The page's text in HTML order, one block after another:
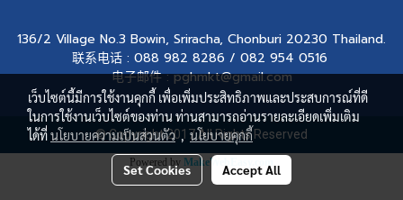
136/2 Village No.3 Bowin, Sriracha, Chonburi 20230 Thailand.
联系电话 : 088 982 8286 / 082 954 0516
电子邮件 : pghmkt@gmail.com
© Copyright 2017 All Rights Reserved
Powered by MakeWebEasy.com
เว็บไซต์นี้มีการใช้งานคุกกี้ เพื่อเพิ่มประสิทธิภาพและประสบการณ์ที่ดี
ในการใช้งานเว็บไซต์ของท่าน ท่านสามารถอ่านรายละเอียดเพิ่มเติม
ได้ที่นโยบายความเป็นส่วนตัว,นโยบายคุกกี้
Set Cookies Accept All